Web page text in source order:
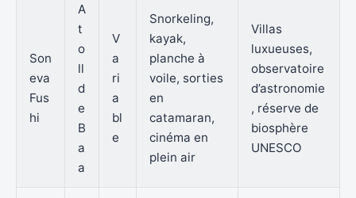
Son
eva
Fus
hi
A
t
o
ll
d
e
B
a
a
V
a
ri
a
bl
e
Snorkeling,
kayak,
planche à
voile, sorties
en
catamaran,
cinéma en
plein air
Villas
luxueuses,
observatoire
d’astronomie
, réserve de
biosphère
UNESCO